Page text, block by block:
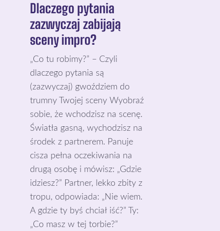
Dlaczego pytania
zazwyczaj zabijają
sceny impro?
„Co tu robimy?” – Czyli
dlaczego pytania są
(zazwyczaj) gwoździem do
trumny Twojej sceny Wyobraź
sobie, że wchodzisz na scenę.
Światła gasną, wychodzisz na
środek z partnerem. Panuje
cisza pełna oczekiwania na
drugą osobę i mówisz: „Gdzie
idziesz?” Partner, lekko zbity z
tropu, odpowiada: „Nie wiem.
A gdzie ty byś chciał iść?” Ty:
„Co masz w tej torbie?”